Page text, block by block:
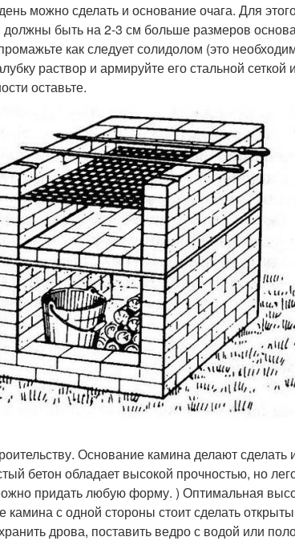
можно сделать и основание очага. Для
быть на 2-3 см больше размеров
как следует солидолом (это
раствор и армируйте его стальной сеткой
оставьте.
Основание камина делают
бетон обладает высокой прочностью, но
придать любую форму. ) Оптимальная
камина с одной стороны стоит сделать
дрова, поставить ведро с водой или